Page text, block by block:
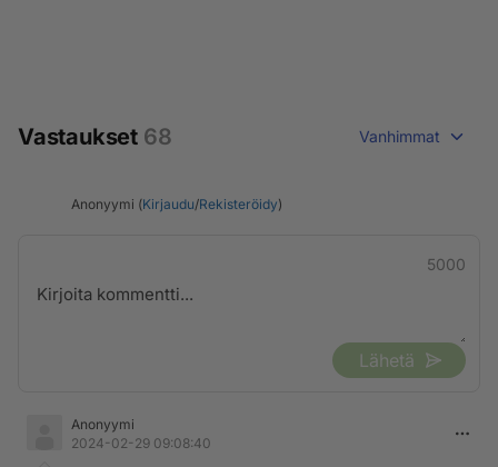
Vastaukset 68 Vanhimmat
Anonyymi (Kirjaudu/Rekisteröidy)
5000
Lähetä
Anonyymi
2024-02-29 09:08:40